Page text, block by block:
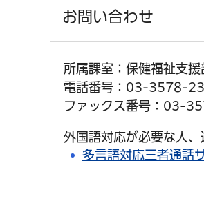
お問い合わせ
所属課室：保健福祉支
電話番号：03-3578-
ファックス番号：03-
外国語対応が必要な人、
多言語対応三者通話